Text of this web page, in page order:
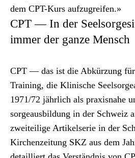
dem CPT-Kurs aufzu­greifen.»
CPT — In der
immer der ganze Mensch
CPT — das ist die Abkürzung
Train­ing, die Klin­is­che
1971/72 jährlich als prax­is­na­he
sorgeaus­bil­dung in der Schweiz
zweit­eilige Artikelserie in der
Kirchen­zeitung SKZ aus dem